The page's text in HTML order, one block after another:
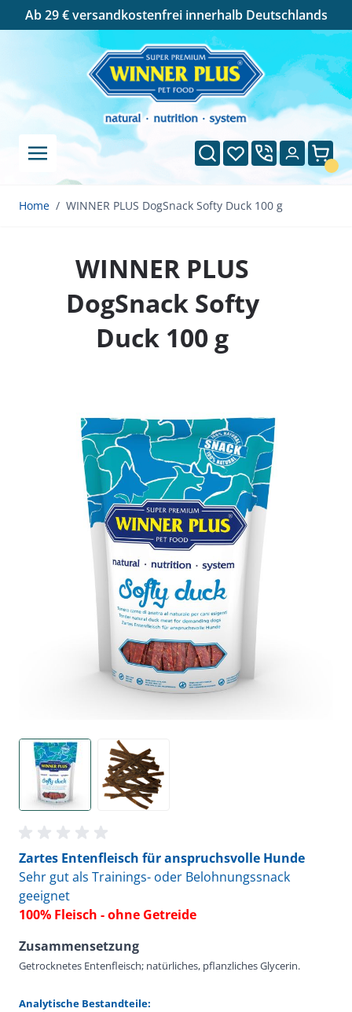
Ab 29 € versandkostenfrei innerhalb Deutschlands
Direkt zum Inhalt
SucheWunschliste
Home / WINNER PLUS DogSnack Softy Duck 100 g
WINNER PLUS
DogSnack Softy
Duck 100 g
Zartes Entenfleisch für anspruchsvolle Hunde
Sehr gut als Trainings- oder Belohnungssnack
geeignet
100% Fleisch - ohne Getreide
Zusammensetzung
Getrocknetes Entenfleisch; natürliches, pflanzliches Glycerin.
Analytische Bestandteile:
Cookie-Einstellungen